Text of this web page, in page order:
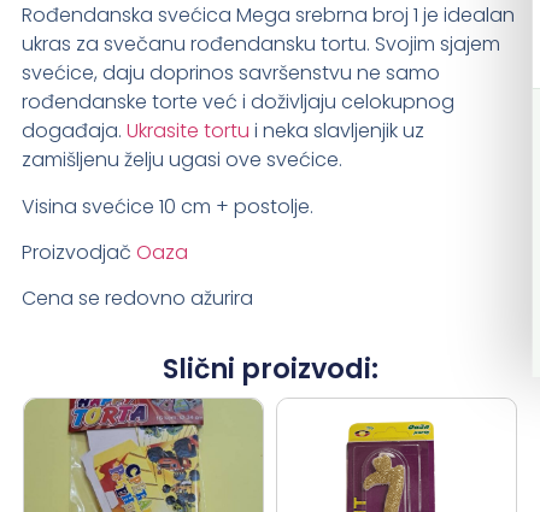
Rođendanska svećica Mega srebrna broj 1 je idealan
ukras za svečanu rođendansku tortu. Svojim sjajem
svećice, daju doprinos savršenstvu ne samo
rođendanske torte već i doživljaju celokupnog
događaja. Ukrasite tortu i neka slavljenjik uz
zamišljenu želju ugasi ove svećice.
Visina svećice 10 cm + postolje.
Proizvodjač Oaza
Cena se redovno ažurira
Slični proizvodi: